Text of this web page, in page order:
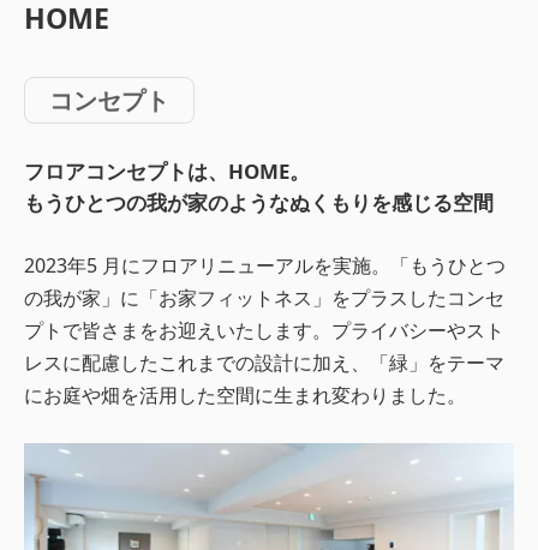
HOME
コンセプト
フロアコンセプトは、HOME。
もうひとつの我が家のようなぬくもりを感じる空間
2023年5 月にフロアリニューアルを実施。「もうひとつ
の我が家」に「お家フィットネス」をプラスしたコンセ
プトで皆さまをお迎えいたします。プライバシーやスト
レスに配慮したこれまでの設計に加え、「緑」をテーマ
にお庭や畑を活用した空間に生まれ変わりました。